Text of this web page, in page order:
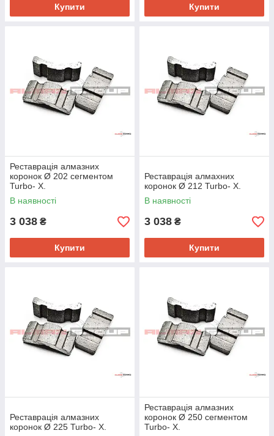
Купити Купити
Реставрація алмазних
коронок Ø 202 сегментом
Turbo- Х.
В наявності
3 038 ₴
Купити
Реставрація алмахних
коронок Ø 212 Turbo- Х.
В наявності
3 038 ₴
Купити
Реставрація алмазних
коронок Ø 225 Turbo- Х.
Реставрація алмазних
коронок Ø 250 сегментом
Turbo- Х.